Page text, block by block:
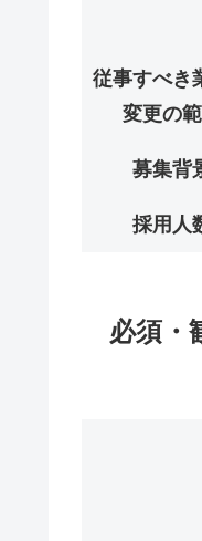
従事すべき
変更の
募集背
採用人
必須・